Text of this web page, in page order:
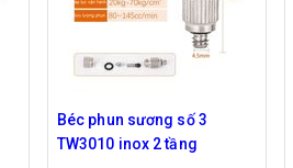
Béc phun sương số 3
TW3010 inox 2 tầng